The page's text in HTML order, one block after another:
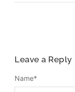
Leave a Reply
Name*